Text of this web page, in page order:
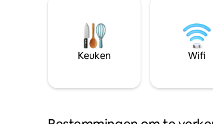
Keuken Wifi